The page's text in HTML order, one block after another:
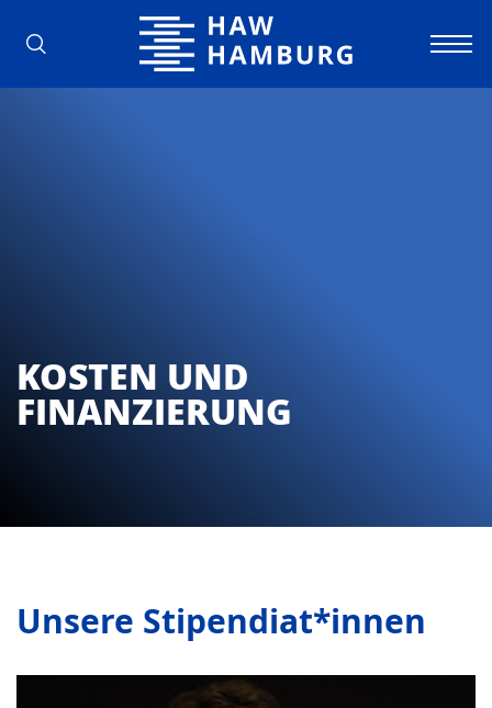
Hochschule für Angewandte
KOSTEN UND
FINANZIERUNG
Unsere Stipendiat*innen